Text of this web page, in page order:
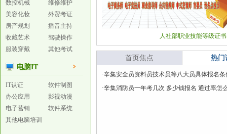
数控机械
维修维护
美容化妆
外贸考证
房产规划
播音主持
收藏艺术
驾驶操作
服装穿戴
其他考试
电脑IT
IT认证
软件制图
办公应用
影视动漫
电子营销
软件系统
其他电脑培训
人社部职业技能等级证书
首页焦点 热门
·辛集安全员资料员技术员等八大员具体报名条
·辛集消防员一年考几次 多少钱报名 通过率怎